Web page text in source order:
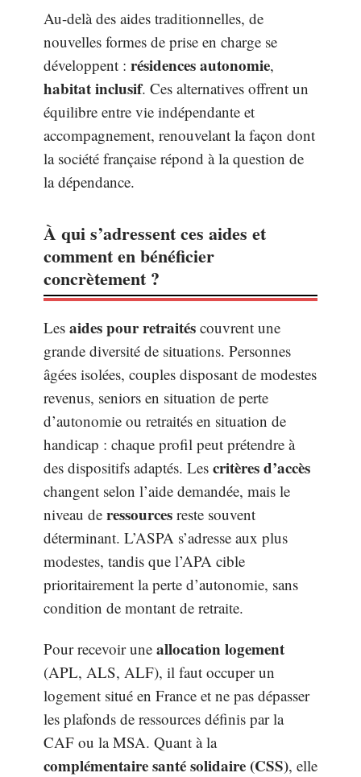
Au-delà des aides traditionnelles, de
nouvelles formes de prise en charge se
développent : résidences autonomie,
habitat inclusif. Ces alternatives offrent un
équilibre entre vie indépendante et
accompagnement, renouvelant la façon dont
la société française répond à la question de
la dépendance.
À qui s’adressent ces aides et
comment en bénéficier
concrètement ?
Les aides pour retraités couvrent une
grande diversité de situations. Personnes
âgées isolées, couples disposant de modestes
revenus, seniors en situation de perte
d’autonomie ou retraités en situation de
handicap : chaque profil peut prétendre à
des dispositifs adaptés. Les critères d’accès
changent selon l’aide demandée, mais le
niveau de ressources reste souvent
déterminant. L’ASPA s’adresse aux plus
modestes, tandis que l’APA cible
prioritairement la perte d’autonomie, sans
condition de montant de retraite.
Pour recevoir une allocation logement
(APL, ALS, ALF), il faut occuper un
logement situé en France et ne pas dépasser
les plafonds de ressources définis par la
CAF ou la MSA. Quant à la
complémentaire santé solidaire (CSS), elle